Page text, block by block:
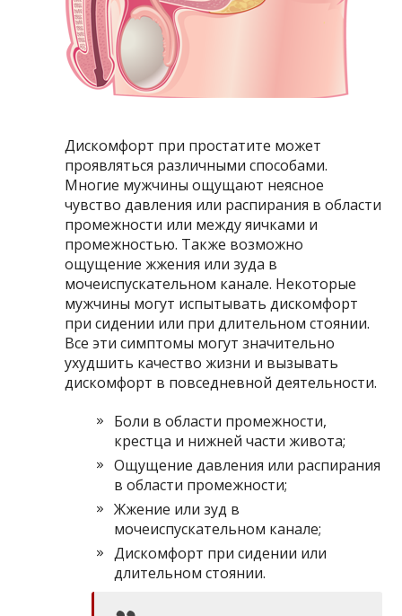
Дискомфорт при простатите может
проявляться различными способами.
Многие мужчины ощущают неясное
чувство давления или распирания в области
промежности или между яичками и
промежностью. Также возможно
ощущение жжения или зуда в
мочеиспускательном канале. Некоторые
мужчины могут испытывать дискомфорт
при сидении или при длительном стоянии.
Все эти симптомы могут значительно
ухудшить качество жизни и вызывать
дискомфорт в повседневной деятельности.
Боли в области промежности,
крестца и нижней части живота;
Ощущение давления или распирания
в области промежности;
Жжение или зуд в
мочеиспускательном канале;
Дискомфорт при сидении или
длительном стоянии.